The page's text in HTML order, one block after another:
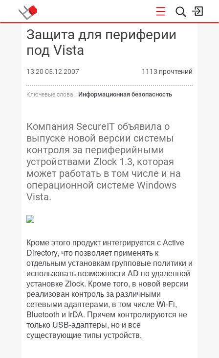
КОНФЕРЕНЦИИ
Защита для периферии
под Vista
13:20 05.12.2007 1113 прочтений
Ключевые слова : Информационная безопасность
Компания SecureIT объявила о
выпуске новой версии системы
контроля за периферийными
устройствами Zlock 1.3, которая
может работать в том числе и на
операционной системе Windows
Vista.
Кроме этого продукт интегрируется с Active
Directory, что позволяет применять к
отдельным установкам групповые политики и
использовать возможности AD по удаленной
установке Zlock. Кроме того, в новой версии
реализован контроль за различными
сетевыми адаптерами, в том числе Wi-Fi,
Bluetooth и IrDA. Причем контролируются не
только USB-адаптеры, но и все
существующие типы устройств.